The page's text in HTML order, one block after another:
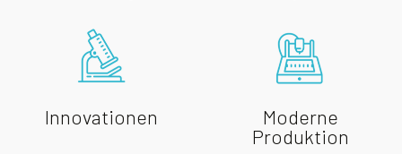
Innovationen
Moderne
Produktion